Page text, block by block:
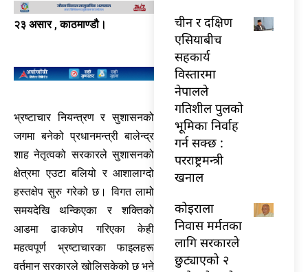
२३ असार , काठमाण्डौ।
भ्रष्टाचार नियन्त्रण र सुशासनको
जगमा बनेको प्रधानमन्त्री बालेन्द्र
शाह नेतृत्वको सरकारले सुशासनको
क्षेत्रमा एउटा बलियो र आशालाग्दो
हस्तक्षेप सुरु गरेको छ। विगत लामो
समयदेखि थन्किएका र शक्तिको
आडमा ढाकछोप गरिएका केही
महत्वपूर्ण भ्रष्टाचारका फाइलहरू
वर्तमान सरकारले खोलिसकेको छ भने
चीन र दक्षिण
एसियाबीच
सहकार्य
विस्तारमा
नेपालले
गतिशील पुलको
भूमिका निर्वाह
गर्न सक्छ :
परराष्ट्रमन्त्री
खनाल
कोइराला
निवास मर्मतका
लागि सरकारले
छुट्याएको २